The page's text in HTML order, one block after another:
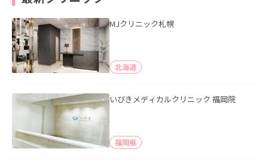
MJクリニック札幌
北海道
いびきメディカルクリニック 福岡院
福岡県